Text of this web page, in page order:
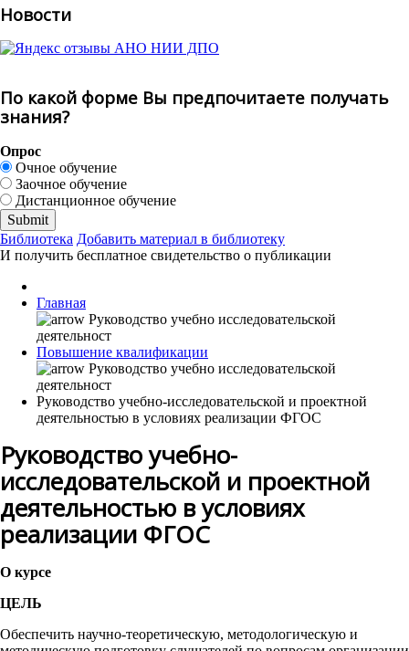
Новости
По какой форме Вы предпочитаете получать
знания?
Опрос
Очное обучение
Заочное обучение
Дистанционное обучение
Библиотека Добавить материал в библиотеку
И получить бесплатное свидетельство о публикации
Главная
Повышение квалификации
Руководство учебно-исследовательской и проектной
деятельностью в условиях реализации ФГОС
Руководство учебно-
исследовательской и проектной
деятельностью в условиях
реализации ФГОС
О курсе
ЦЕЛЬ
Обеспечить научно-теоретическую, методологическую и